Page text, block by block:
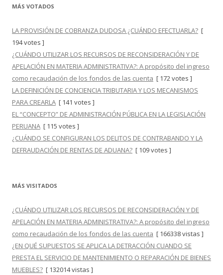
MÁS VOTADOS
LA PROVISIÓN DE COBRANZA DUDOSA ¿CUÁNDO EFECTUARLA? [
194 votes ]
¿CUÁNDO UTILIZAR LOS RECURSOS DE RECONSIDERACIÓN Y DE
APELACIÓN EN MATERIA ADMINISTRATIVA?: A propósito del ingreso
como recaudación de los fondos de las cuenta [ 172 votes ]
LA DEFINICIÓN DE CONCIENCIA TRIBUTARIA Y LOS MECANISMOS
PARA CREARLA [ 141 votes ]
EL “CONCEPTO” DE ADMINISTRACIÓN PÚBLICA EN LA LEGISLACIÓN
PERUANA [ 115 votes ]
¿CUÁNDO SE CONFIGURAN LOS DELITOS DE CONTRABANDO Y LA
DEFRAUDACIÓN DE RENTAS DE ADUANA? [ 109 votes ]
MÁS VISITADOS
¿CUÁNDO UTILIZAR LOS RECURSOS DE RECONSIDERACIÓN Y DE
APELACIÓN EN MATERIA ADMINISTRATIVA?: A propósito del ingreso
como recaudación de los fondos de las cuenta [ 166338 vistas ]
¿EN QUÉ SUPUESTOS SE APLICA LA DETRACCIÓN CUANDO SE
PRESTA EL SERVICIO DE MANTENIMIENTO O REPARACIÓN DE BIENES
MUEBLES? [ 132014 vistas ]